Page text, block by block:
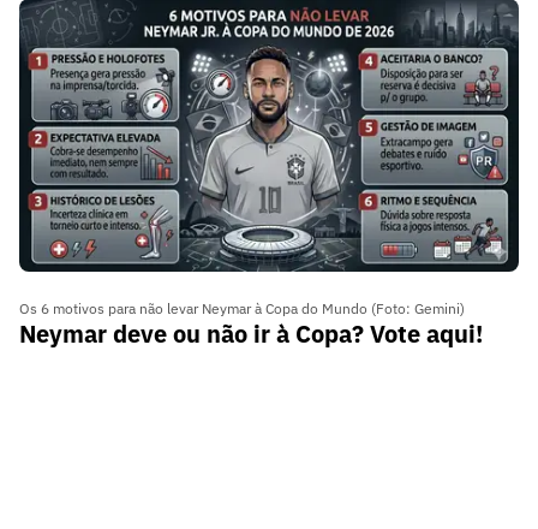
Os 6 motivos para não levar Neymar à Copa do Mundo (Foto: Gemini)
Neymar deve ou não ir à Copa? Vote aqui!